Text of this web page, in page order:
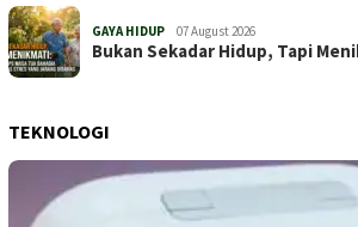
GAYA HIDUP 07 August 2026
Bukan Sekadar Hidup, Tapi
TEKNOLOGI